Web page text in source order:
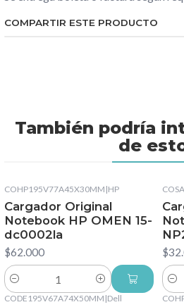
COMPARTIR ESTE PRODUCTO
También podría
de
COHP195V77A45X30MM |HP
Cargador Original
Notebook HP OMEN 15-
dc0002la
$62.000
Cantidad
CODE195V67A74X50MM |Dell